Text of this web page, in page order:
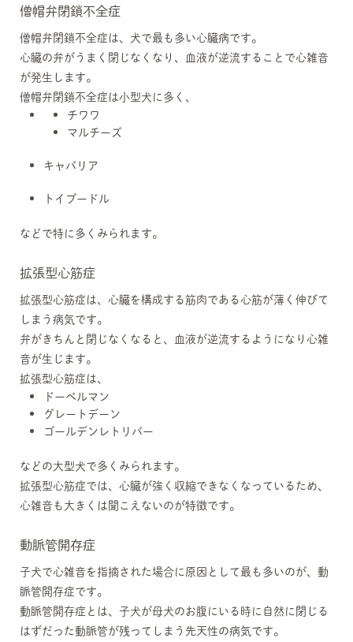
僧帽弁閉鎖不全症
僧帽弁閉鎖不全症は、犬で最も多い心臓病です。
心臓の弁がうまく閉じなくなり、血液が逆流することで心雑音
が発生します。
僧帽弁閉鎖不全症は小型犬に多く、
チワワ
マルチーズ
キャバリア
トイプードル
などで特に多くみられます。
拡張型心筋症
拡張型心筋症は、心臓を構成する筋肉である心筋が薄く伸びて
しまう病気です。
弁がきちんと閉じなくなると、血液が逆流するようになり心雑
音が生じます。
拡張型心筋症は、
ドーベルマン
グレートデーン
ゴールデンレトリバー
などの大型犬で多くみられます。
拡張型心筋症では、心臓が強く収縮できなくなっているため、
心雑音も大きくは聞こえないのが特徴です。
動脈管開存症
子犬で心雑音を指摘された場合に原因として最も多いのが、動
脈管開存症です。
動脈管開存症とは、子犬が母犬のお腹にいる時に自然に閉じる
はずだった動脈管が残ってしまう先天性の病気です。